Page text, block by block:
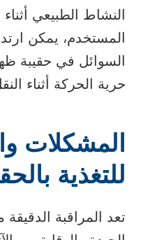
النشاط الطبيعي
المستخدم، يمكن
السوائل في حقيبة
حرية الحركة أثناء
المشكلات
للتغذية
تعد المراقبة